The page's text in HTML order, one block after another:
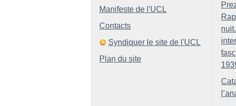
Manifeste de l'UCL
Contacts
Syndiquer le site de l'UCL
Plan du site